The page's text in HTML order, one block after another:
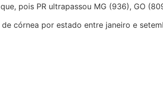
pois PR ultrapassou MG (936), GO
córnea por estado entre janeiro e